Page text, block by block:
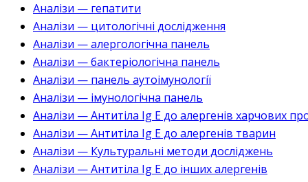
Аналізи — гепатити
Аналізи — цитологічні дослідження
Аналізи — алергологічна панель
Аналізи — бактеріологічна панель
Аналізи — панель аутоімунології
Аналізи — імунологічна панель
Аналізи — Антитіла Ig E до алергенів харчових
Аналізи — Антитіла Ig E до алергенів тварин
Аналізи — Культуральні методи досліджень
Аналізи — Антитіла Ig E до інших алергенів